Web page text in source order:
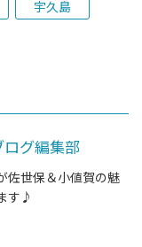
宇久島
ログ編集部
佐世保＆小値賀の魅
す♪